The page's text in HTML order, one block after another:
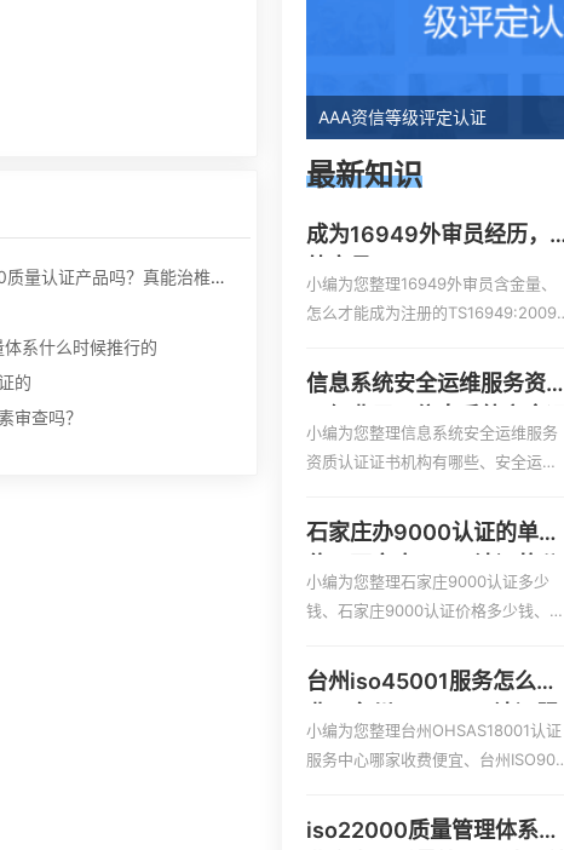
• 美国腰健能量带是iso9000质量认证产品吗？真能治椎间盘病吗？
系什么时候推行的
的
审查吗？
AAA资信等级评定认证
最新知识
成为16949外审员经历，
小编为您整理16949外审员含金量、
怎么才能成为注册的TS16949:2009
过不了解具体情况、iso9000外审
员、SA8000外审员培训相关iso体系
认证知识，详情可查看下方正文！
信息系统安全运维服务资质
维服务资质二级
小编为您整理信息系统安全运维服务
资质认证证书机构有哪些、安全运维
服务资质哪家便宜、安全运维服务资
质认证哪家效率高、信息系统安全集
成服务资质认证的申请书相关iso体系
认证知识，详情可查看下方正文！
石家庄办9000认证的单
司
小编为您整理石家庄9000认证多少
钱、石家庄9000认证价格多少钱、石
00认证价格贵吗、石家庄9000认证费
用大概多钱相关iso体系认证知识，详
情可查看下方正文！
台州iso45001服务怎么收
务怎么收费
小编为您整理台州OHSAS18001认证
服务中心哪家收费便宜、台州ISO900
E认证,台州机械机电CE认证、CE认证
iso22000质量管理体系就